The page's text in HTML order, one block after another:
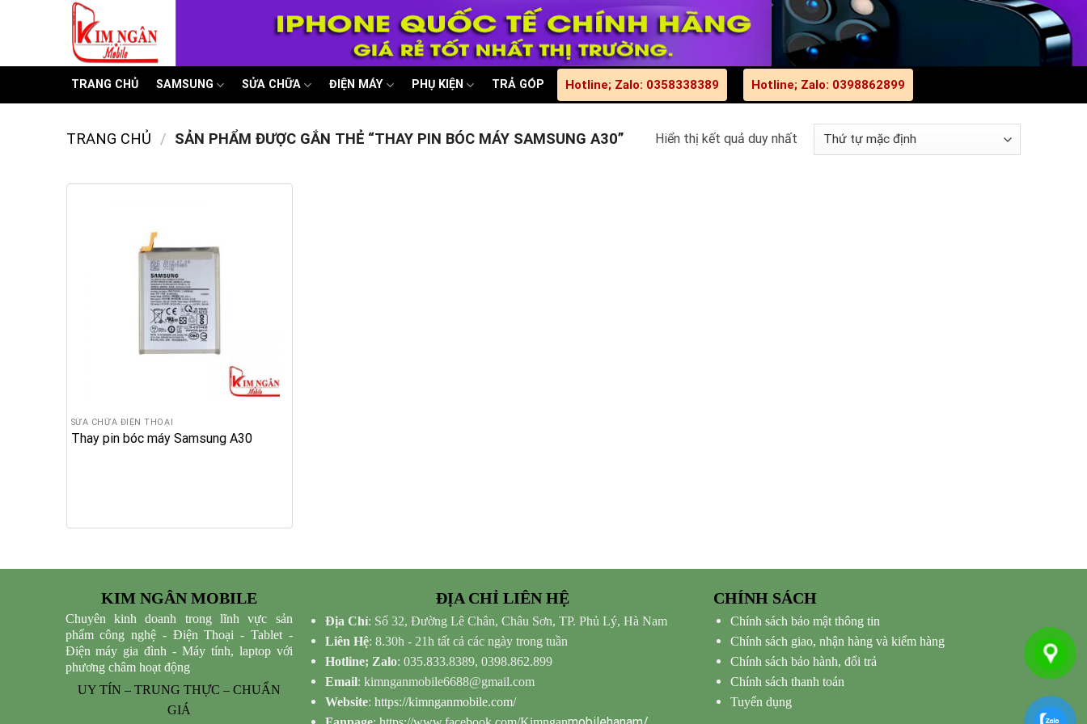
TRANG CHỦ SAMSUNG SỬA CHỮA ĐIỆN MÁY PHỤ KIỆN TRẢ GÓP Hotline; Zalo: 0358338389 Hotline; Zalo: 0398862899
TRANG CHỦ / SẢN PHẨM ĐƯỢC GẮN THẺ “THAY PIN BÓC MÁY SAMSUNG A30” Hiển thị kết quả duy nhất
SỬA CHỮA ĐIỆN THOẠI
Thay pin bóc máy Samsung A30
KIM NGÂN MOBILE
Chuyên kinh doanh trong lĩnh vực sản
phẩm công nghệ - Điện Thoại - Tablet -
Điện máy gia đình - Máy tính, laptop với
phương châm hoạt động
UY TÍN – TRUNG THỰC – CHUẨN
GIÁ
ĐỊA CHỈ LIÊN HỆ
Địa Chỉ: Số 32, Đường Lê Chân, Châu Sơn, TP. Phủ Lý, Hà Nam
Liên Hệ: 8.30h - 21h tất cả các ngày trong tuần
Hotline; Zalo: 035.833.8389, 0398.862.899
Email: kimnganmobile6688@gmail.com
Website: https://kimnganmobile.com/
CHÍNH SÁCH
Chính sách bảo mật thông tin
Chính sách giao, nhận hàng và kiểm hàng
Chính sách bảo hành, đổi trả
Chính sách thanh toán
Tuyển dụng